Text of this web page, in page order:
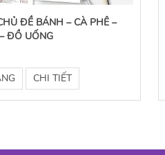
ĐỀ BÁNH – CÀ PHÊ –
ĐỒ UỐNG
CHI TIẾT